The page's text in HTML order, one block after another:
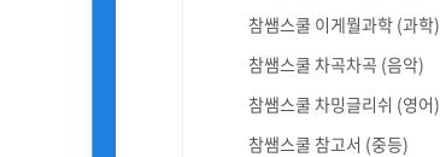
참쌤스쿨 이게뭘과학 (과학)
참쌤스쿨 차곡차곡 (음악)
참쌤스쿨 차밍글리쉬 (영어)
참쌤스쿨 참고서 (중등)